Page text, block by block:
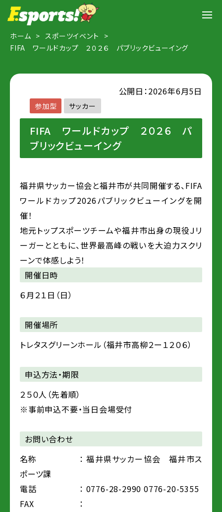
ホーム
スポーツイベント
FIFA ワールドカップ ２０２６ パブリックビューイング
公開日：2026年6月5日
参加型 サッカー
FIFA ワールドカップ ２０２６ パ
ブリックビューイング
福井県サッカー協会と福井市が共同開催する、FIFA
ワールドカップ2026パブリックビューイングを開
催！
地元トップスポーツチームや福井市出身の現役Ｊリ
ーガーとともに、世界最高峰の戦いを大迫力スクリ
ーンで体感しよう！
開催日時
６月２１日（日）
開催場所
トレタスグリーンホール（福井市高柳２ー１２０６）
申込方法・期限
２５０人（先着順）
※事前申込不要・当日会場受付
お問い合わせ
名称
： 福井県サッカー協会 福井市ス
ポーツ課
電話
： 0776-28-2990 0776-20-5355
FAX
：